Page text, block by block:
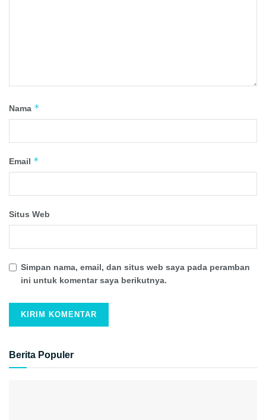
Nama *
Email *
Situs Web
Simpan nama, email, dan situs web saya pada peramban
ini untuk komentar saya berikutnya.
Berita Populer